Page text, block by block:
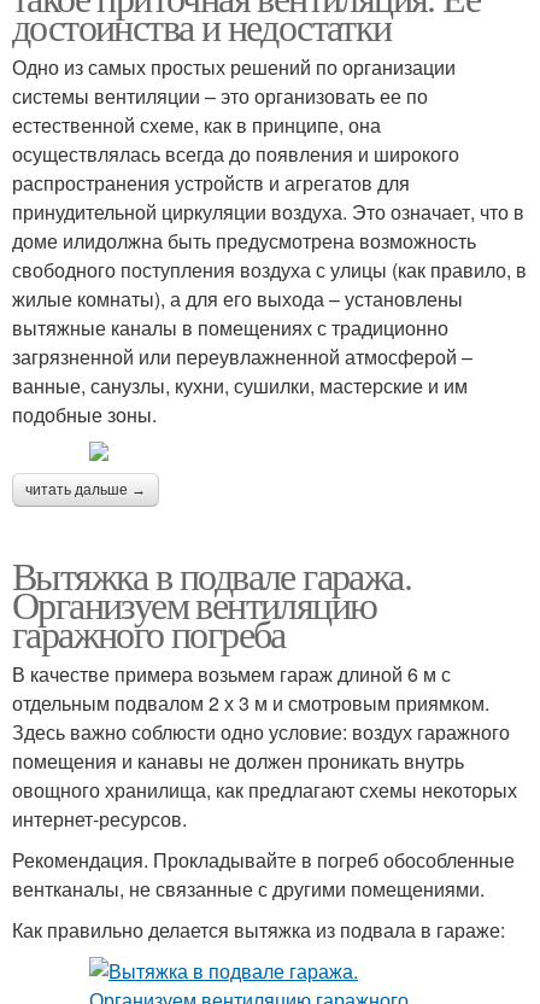
достоинства и недостатки
Одно из самых простых решений по организации
системы вентиляции – это организовать ее по
естественной схеме, как в принципе, она
осуществлялась всегда до появления и широкого
распространения устройств и агрегатов для
принудительной циркуляции воздуха. Это означает, что в
доме илидолжна быть предусмотрена возможность
свободного поступления воздуха с улицы (как правило, в
жилые комнаты), а для его выхода – установлены
вытяжные каналы в помещениях с традиционно
загрязненной или переувлажненной атмосферой –
ванные, санузлы, кухни, сушилки, мастерские и им
подобные зоны.
читать дальше →
Вытяжка в подвале гаража.
Организуем вентиляцию
гаражного погреба
В качестве примера возьмем гараж длиной 6 м с
отдельным подвалом 2 х 3 м и смотровым приямком.
Здесь важно соблюсти одно условие: воздух гаражного
помещения и канавы не должен проникать внутрь
овощного хранилища, как предлагают схемы некоторых
интернет-ресурсов.
Рекомендация. Прокладывайте в погреб обособленные
вентканалы, не связанные с другими помещениями.
Как правильно делается вытяжка из подвала в гараже: